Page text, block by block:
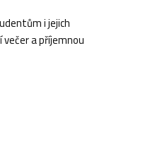
i jejich
a příjemnou